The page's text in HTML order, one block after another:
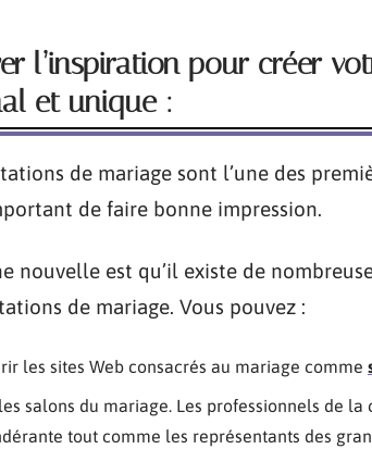
l’inspiration pour créer
et unique :
de mariage sont l’une des
de faire bonne impression.
nouvelle est qu’il existe de
de mariage. Vous pouvez :
les sites Web consacrés au mariage comme
salons du mariage. Les professionnels de
tout comme les représentants des